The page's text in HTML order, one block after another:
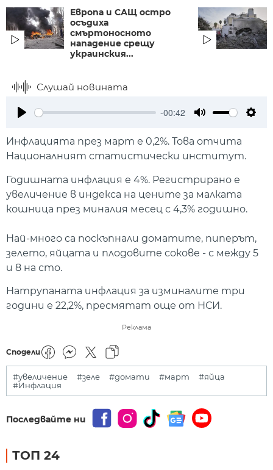
Европа и САЩ остро
осъдиха
смъртоносното
нападение срещу
украинския...
Слушай новината
-00:42
Инфлацията през март е 0,2%. Това отчита
Националният статистически институт.
Годишната инфлация е 4%. Регистрирано е
увеличение в индекса на цените за малката
кошница през миналия месец с 4,3% годишно.
Най-много са поскъпнали доматите, пиперът,
зелето, яйцата и плодовите сокове - с между 5
и 8 на сто.
Натрупаната инфлация за изминалите три
години е 22,2%, пресмятат още от НСИ.
Реклама
Сподели
#увеличение #зеле #домати #март
#яйца
#Инфлация
Последвайте ни
ТОП 24